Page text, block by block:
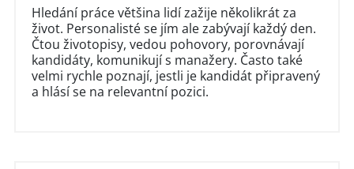
Hledání práce většina lidí zažije několikrát za
život. Personalisté se jím ale zabývají každý den.
Čtou životopisy, vedou pohovory, porovnávají
kandidáty, komunikují s manažery. Často také
velmi rychle poznají, jestli je kandidát připravený
a hlásí se na relevantní pozici.